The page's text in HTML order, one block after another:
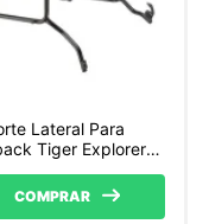
Lateral Para
Tiger Explorer
COMPRAR